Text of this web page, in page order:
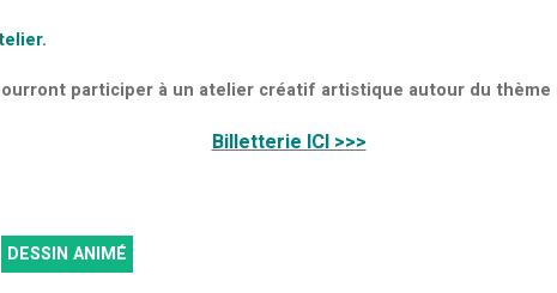
participer à un atelier créatif artistique autour du thème
Billetterie ICI >>>
DESSIN ANIMÉ